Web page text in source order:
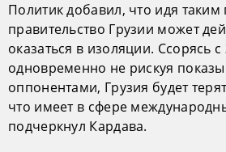
Политик добавил, что идя таким
правительство Грузии может
оказаться в изоляции. Ссорясь
одновременно не рискуя
оппонентами, Грузия будет
что имеет в сфере
подчеркнул Кардава.